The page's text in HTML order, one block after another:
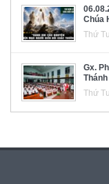
Chúa
Thứ
Gx.
Thứ